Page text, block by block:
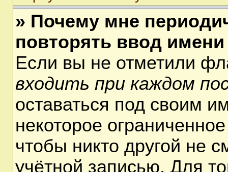
» Почему мне
повторять ввод
Если вы не отметили
входить при каждом
оставаться под своим
некоторое
чтобы никто другой не
учётной записью. Для